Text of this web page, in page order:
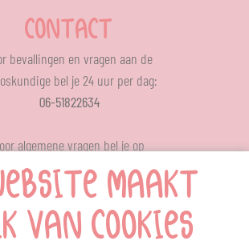
CONTACT
bevallingen en vragen aan de
bel je 24 uur per dag:
06-51822634
algemene vragen bel je op
tussen 12.00 – 13.00 uur
024-6414709
MENU
MAAKT
VAN COOKIES